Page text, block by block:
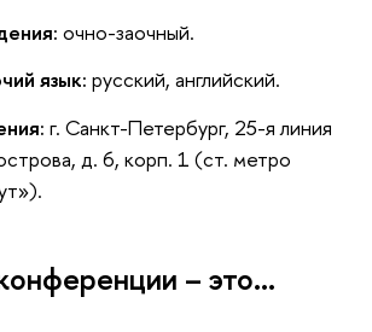
очно-заочный.
язык: русский, английский.
г. Санкт-Петербург, 25-я линия
д. 6, корп. 1 (ст. метро
– это…